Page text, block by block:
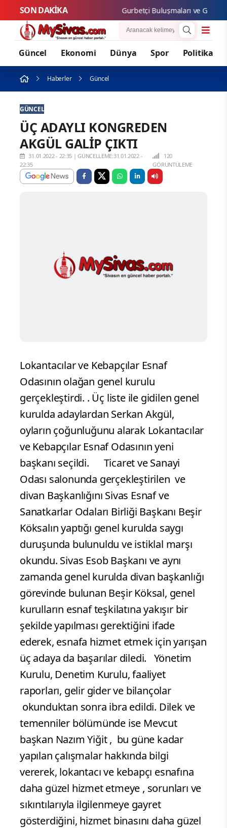
SON DAKİKA Gurbetçi Buluşmaları ve
Güncel Ekonomi Dünya Spor Politika
Haberler Güncel
GÜNCEL
ÜÇ ADAYLI KONGREDEN
AKGÜL GALİP ÇIKTI
31.01.2022 - 22:35 |GÜNCELLEME:31.01.2022 -
22:35
120
GÖRÜNTÜLEME
Lokantacılar ve Kebapçılar Esnaf
Odasının olağan genel kurulu
gerçekleştirdi. . Üç liste ile gidilen genel
kurulda adaylardan Serkan Akgül,
oyların çoğunluğunu alarak Lokantacılar
ve Kebapçılar Esnaf Odasının yeni
başkanı seçildi.
Ticaret ve Sanayi
Odası salonunda gerçekleştirilen ve
divan Başkanlığını Sivas Esnaf ve
Sanatkarlar Odaları Birliği Başkanı Beşir
Köksalın yaptığı genel kurulda saygı
duruşunda bulunuldu ve istiklal marşı
okundu. Sivas Esob Başkanı ve aynı
zamanda genel kurulda divan başkanlığı
görevinde bulunan Beşir Köksal, genel
kurulların esnaf teşkilatına yakışır bir
şekilde yapılması gerektiğini ifade
ederek, esnafa hizmet etmek için yarışan
üç adaya da başarılar diledi. Yönetim
Kurulu, Denetim Kurulu, faaliyet
raporları, gelir gider ve bilançolar
okunduktan sonra ibra edildi. Dilek ve
temenniler bölümünde ise Mevcut
başkan Nazım Yiğit , bu güne kadar
yapılan çalışmalar hakkında bilgi
vererek, lokantacı ve kebapçı esnafına
daha güzel hizmet etmeye , sorunları ve
sıkıntılarıyla ilgilenmeye gayret
gösterdiğini, hizmet binasını daha güzel